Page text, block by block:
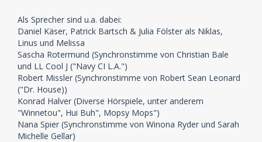
neuen Abenteuers. Sie bekommen es mit einer
Gruppe skrupelloser Tierschmuggler zu tun, die mit
dem illegalen Handel geschützter Arten ein
Riesengeschäft macht. Um den Gangstern das
Handwerk zu legen, lassen sich die Kids auf ein
gefährliches Spiel ein.
Bestellen beipop.de
Als Sprecher sind u.a. dabei:
Daniel Käser, Patrick Bartsch & Julia Fölster als Niklas,
Linus und Melissa
Sascha Rotermund (Synchronstimme von Christian Bale
und LL Cool J ("Navy CI L.A.")
Robert Missler (Synchronstimme von Robert Sean Leonard
("Dr. House))
Konrad Halver (Diverse Hörspiele, unter anderem
"Winnetou", Hui Buh", Mopsy Mops")
Nana Spier (Synchronstimme von Winona Ryder und Sarah
Michelle Gellar)